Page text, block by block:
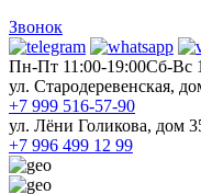
Звонок
Пн-Пт 11:00-19:00Cб-Вс
ул. Стародеревенская,
+7 999 516-57-90
ул. Лёни Голикова, дом
+7 996 499 12 99